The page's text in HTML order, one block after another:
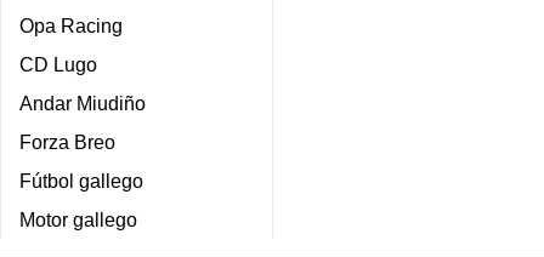
Opa Racing
CD Lugo
Andar Miudiño
Forza Breo
Fútbol gallego
Motor gallego